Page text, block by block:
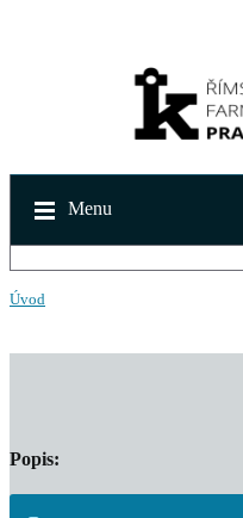
Menu
Úvod
Popis: